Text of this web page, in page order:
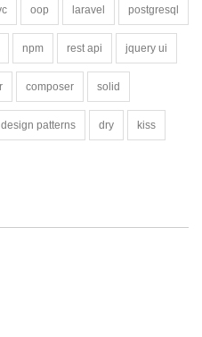
oop laravel postgresql
npm rest api jquery ui
composer solid
design patterns dry kiss